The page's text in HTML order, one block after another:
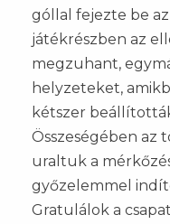
góllal fejezte be
játékrészben az
megzuhant,
helyzeteket,
kétszer
Összeségében az
uraltuk a
győzelemmel
Gratulálok a